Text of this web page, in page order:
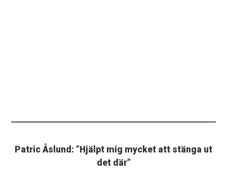
Patric Åslund: ”Hjälpt mig mycket att stänga ut
det där”